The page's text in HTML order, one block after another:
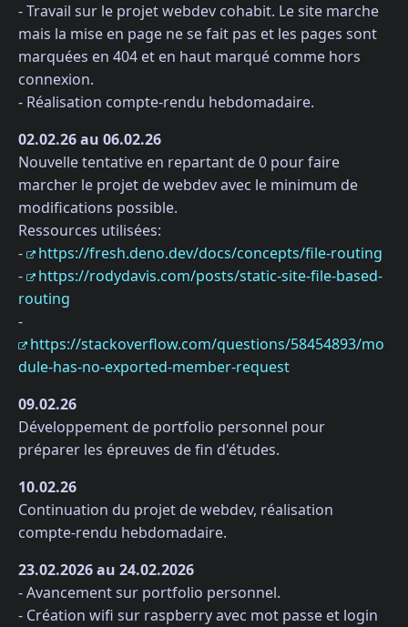
- Travail sur le projet webdev cohabit. Le site marche
mais la mise en page ne se fait pas et les pages sont
marquées en 404 et en haut marqué comme hors
connexion.
- Réalisation compte-rendu hebdomadaire.
02.02.26 au 06.02.26
Nouvelle tentative en repartant de 0 pour faire
marcher le projet de webdev avec le minimum de
modifications possible.
Ressources utilisées:
-
https://fresh.deno.dev/docs/concepts/file-routing
-
https://rodydavis.com/posts/static-site-file-based-
routing
-
https://stackoverflow.com/questions/58454893/mo
dule-has-no-exported-member-request
09.02.26
Développement de portfolio personnel pour
préparer les épreuves de fin d'études.
10.02.26
Continuation du projet de webdev, réalisation
compte-rendu hebdomadaire.
23.02.2026 au 24.02.2026
- Avancement sur portfolio personnel.
- Création wifi sur raspberry avec mot passe et login